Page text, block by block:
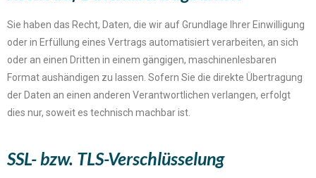
Sie haben das Recht, Daten, die wir auf Grundlage Ihrer Einwilligung
oder in Erfüllung eines Vertrags automatisiert verarbeiten, an sich
oder an einen Dritten in einem gängigen, maschinenlesbaren
Format aushändigen zu lassen. Sofern Sie die direkte Übertragung
der Daten an einen anderen Verantwortlichen verlangen, erfolgt
dies nur, soweit es technisch machbar ist.
SSL- bzw. TLS-Verschlüsselung